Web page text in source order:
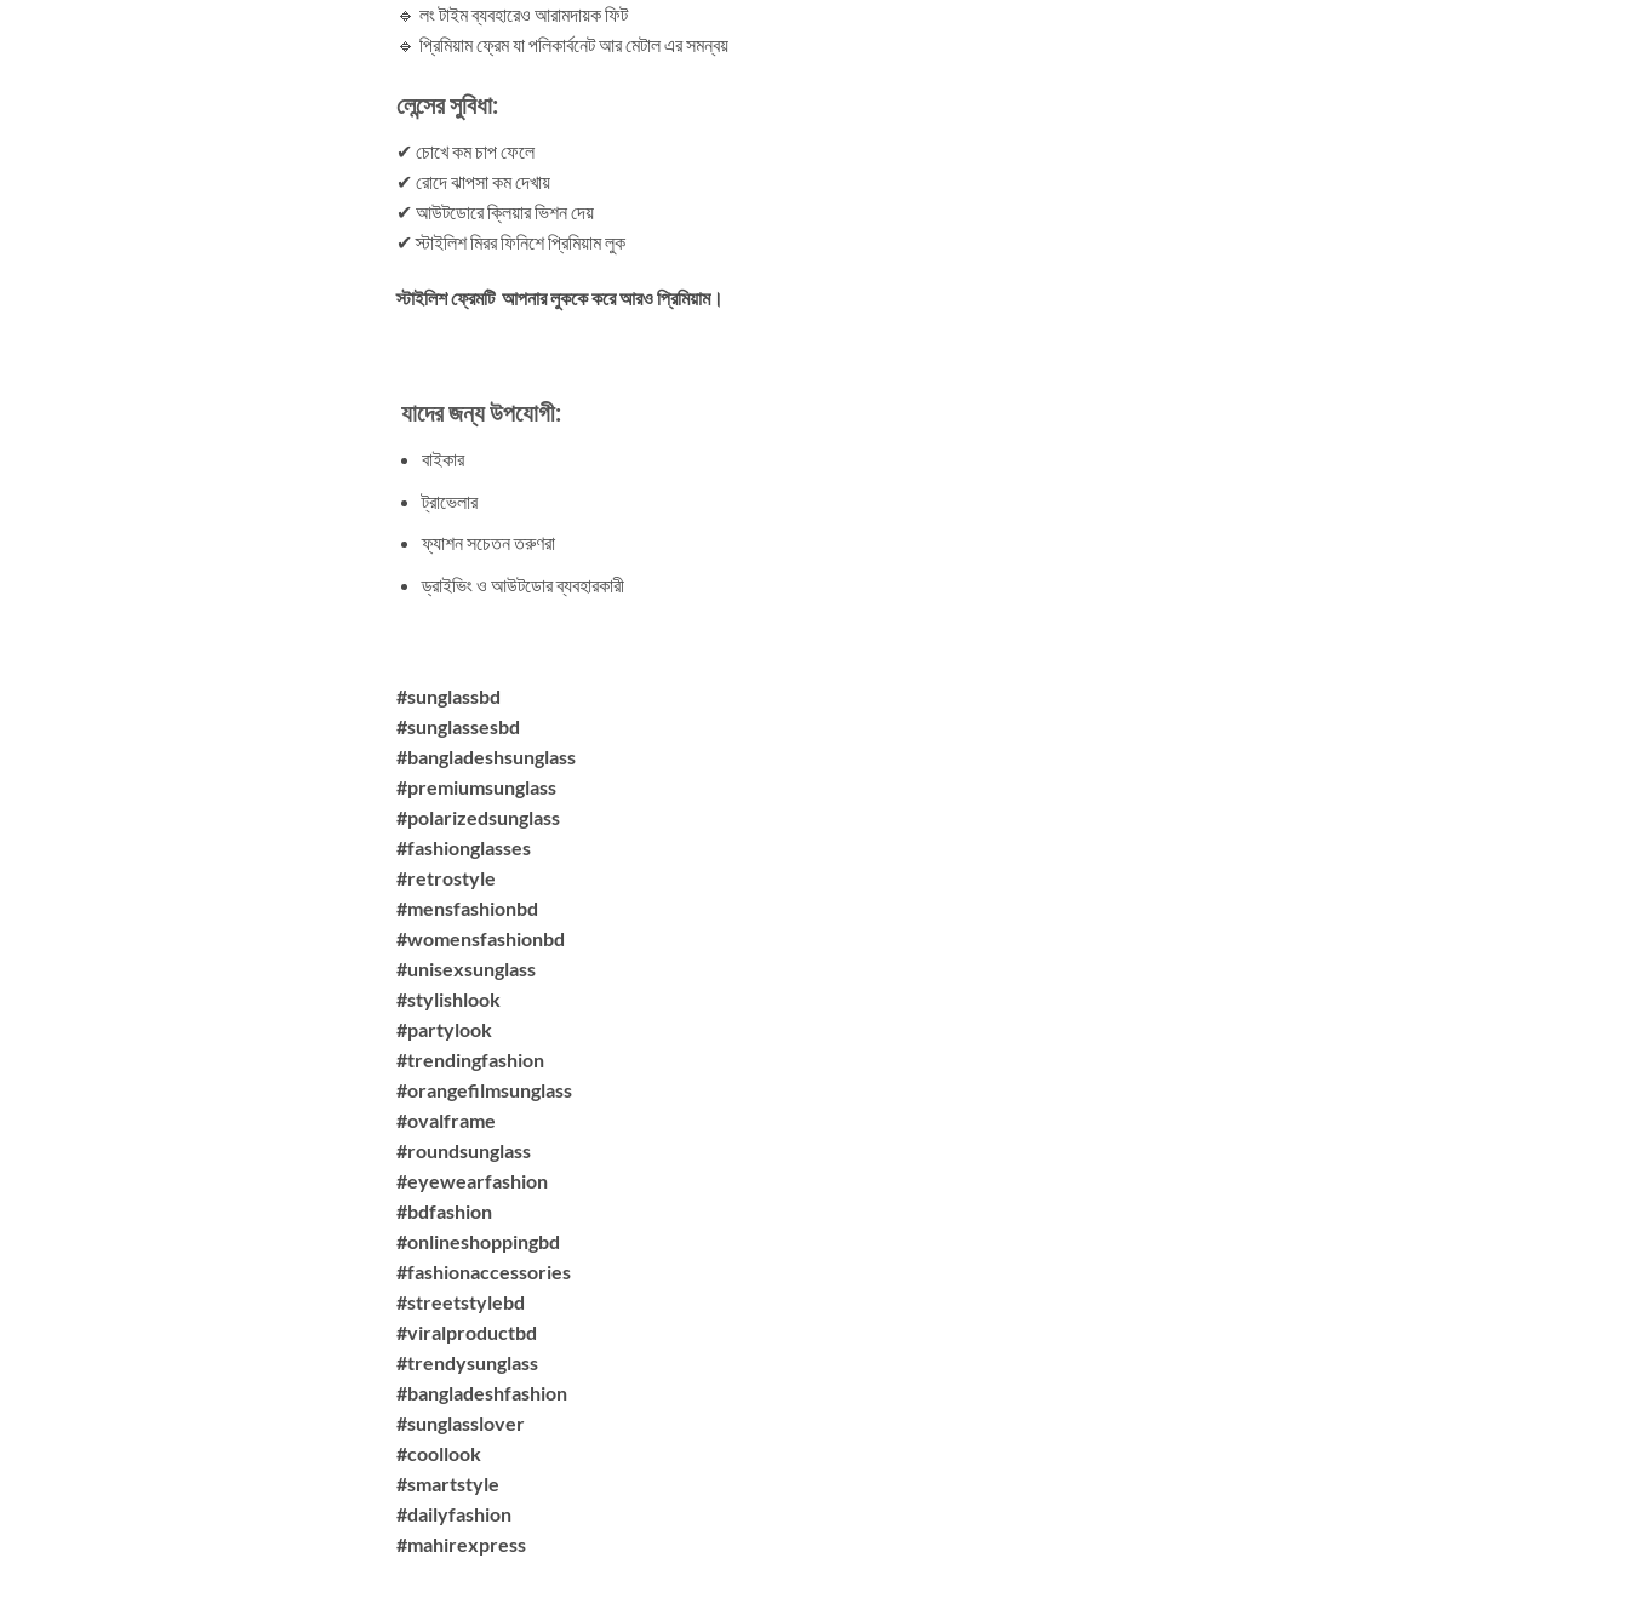
🔹 লং টাইম ব্যবহারেও আরামদায়ক ফিট
🔹 প্রিমিয়াম ফ্রেম যা পলিকার্বনেট আর মেটাল এর সমন্বয়
লেন্সের সুবিধা:
✔ চোখে কম চাপ ফেলে
✔ রোদে ঝাপসা কম দেখায়
✔ আউটডোরে ক্লিয়ার ভিশন দেয়
✔ স্টাইলিশ মিরর ফিনিশে প্রিমিয়াম লুক
স্টাইলিশ ফ্রেমটি আপনার লুককে করে আরও প্রিমিয়াম।
যাদের জন্য উপযোগী:
বাইকার
ট্রাভেলার
ফ্যাশন সচেতন তরুণরা
ড্রাইভিং ও আউটডোর ব্যবহারকারী
#sunglassbd
#sunglassesbd
#bangladeshsunglass
#premiumsunglass
#polarizedsunglass
#fashionglasses
#retrostyle
#mensfashionbd
#womensfashionbd
#unisexsunglass
#stylishlook
#partylook
#trendingfashion
#orangefilmsunglass
#ovalframe
#roundsunglass
#eyewearfashion
#bdfashion
#onlineshoppingbd
#fashionaccessories
#streetstylebd
#viralproductbd
#trendysunglass
#bangladeshfashion
#sunglasslover
#coollook
#smartstyle
#dailyfashion
#mahirexpress